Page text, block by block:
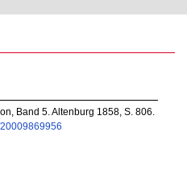
Band 5. Altenburg 1858, S. 806.